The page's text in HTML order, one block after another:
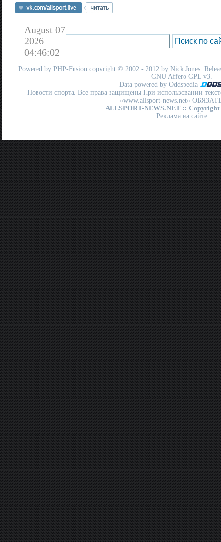
August 07
2026
04:46:02
Powered by PHP-Fusion copyright © 2002 - 2012 by Nick Jones.
GNU Affero GPL v3.
Data powered by Oddspedia
Новости спорта. Все права защищены При использовании
«www.allsport-news.net»
ALLSPORT-NEWS.NET :: Copyright
Реклама на сайте